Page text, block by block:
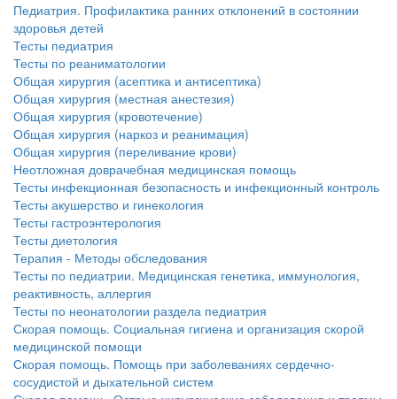
Педиатрия. Профилактика ранних отклонений в состоянии
здоровья детей
Тесты педиатрия
Тесты по реаниматологии
Общая хирургия (асептика и антисептика)
Общая хирургия (местная анестезия)
Общая хирургия (кровотечение)
Общая хирургия (наркоз и реанимация)
Общая хирургия (переливание крови)
Неотложная доврачебная медицинская помощь
Тесты инфекционная безопасность и инфекционный контроль
Тесты акушерство и гинекология
Тесты гастроэнтерология
Тесты диетология
Терапия - Методы обследования
Тесты по педиатрии. Медицинская генетика, иммунология,
реактивность, аллергия
Тесты по неонатологии раздела педиатрия
Скорая помощь. Социальная гигиена и организация скорой
медицинской помощи
Скорая помощь. Помощь при заболеваниях сердечно-
сосудистой и дыхательной систем